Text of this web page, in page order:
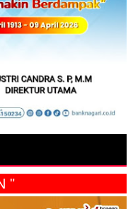
" IKLAN "